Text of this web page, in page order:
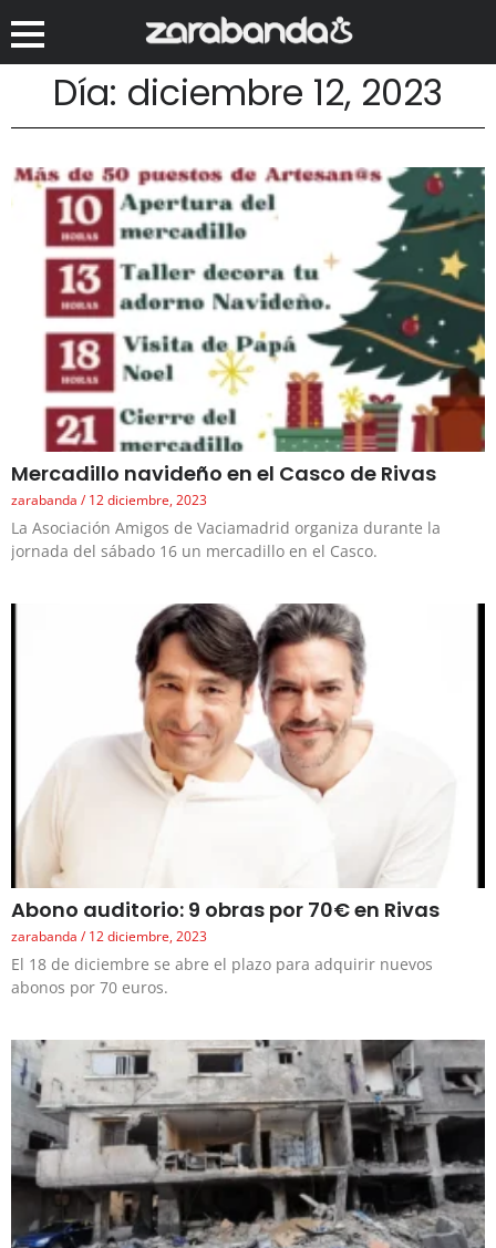
Día: diciembre 12, 2023
Mercadillo navideño en el Casco de Rivas
zarabanda 12 diciembre, 2023
La Asociación Amigos de Vaciamadrid organiza durante la
jornada del sábado 16 un mercadillo en el Casco.
Abono auditorio: 9 obras por 70€ en Rivas
zarabanda 12 diciembre, 2023
El 18 de diciembre se abre el plazo para adquirir nuevos
abonos por 70 euros.